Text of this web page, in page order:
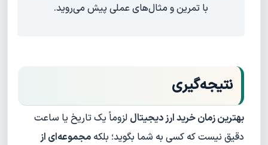
با تمرین و مثال‌های عملی پیش می‌روید.
نتیجه‌گیری
بهترین زمان خرید ارز دیجیتال لزوماً یک تاریخ یا ساعت
دقیق نیست که کسی به شما بگوید؛ بلکه مجموعه‌ای از